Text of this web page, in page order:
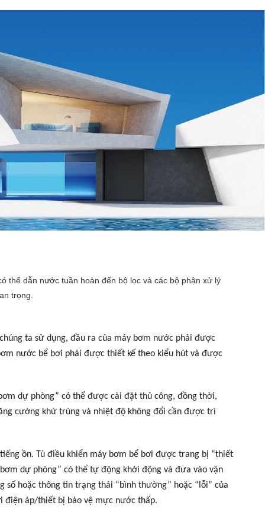
thể dẫn nước tuần hoàn đến bộ lọc và các bộ phận xử lý
trọng.
ta sử dụng, đầu ra của máy bơm nước phải được
nước bể bơi phải được thiết kế theo kiểu hút và được
dự phòng” có thể được cài đặt thủ công, đồng thời,
cường khử trùng và nhiệt độ không đổi cần được trì
ồn. Tủ điều khiển máy bơm bể bơi được trang bị “thiết
dự phòng” có thể tự động khởi động và đưa vào vận
hoặc thông tin trạng thái “bình thường” hoặc “lỗi” của
điện áp/thiết bị bảo vệ mực nước thấp.